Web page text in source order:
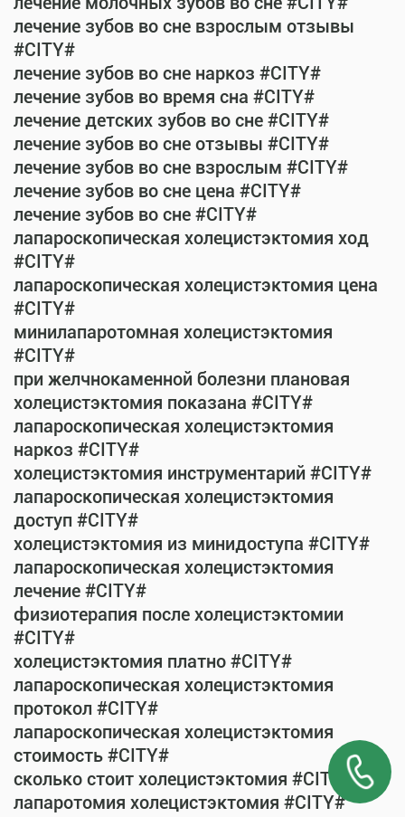
лечение зубов во сне взрослым отзывы
#CITY#
лечение зубов во сне наркоз #CITY#
лечение зубов во время сна #CITY#
лечение детских зубов во сне #CITY#
лечение зубов во сне отзывы #CITY#
лечение зубов во сне взрослым #CITY#
лечение зубов во сне цена #CITY#
лечение зубов во сне #CITY#
лапароскопическая холецистэктомия ход
#CITY#
лапароскопическая холецистэктомия цена
#CITY#
минилапаротомная холецистэктомия
#CITY#
при желчнокаменной болезни плановая
холецистэктомия показана #CITY#
лапароскопическая холецистэктомия
наркоз #CITY#
холецистэктомия инструментарий #CITY#
лапароскопическая холецистэктомия
доступ #CITY#
холецистэктомия из минидоступа #CITY#
лапароскопическая холецистэктомия
лечение #CITY#
физиотерапия после холецистэктомии
#CITY#
холецистэктомия платно #CITY#
лапароскопическая холецистэктомия
протокол #CITY#
лапароскопическая холецистэктомия
стоимость #CITY#
сколько стоит холецистэктомия #CITY#
лапаротомия холецистэктомия #CITY#